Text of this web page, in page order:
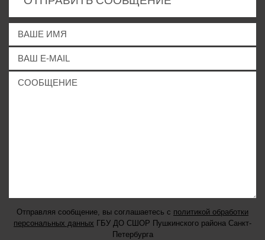
Отправляя сообщение, вы соглашаетесь с политикой обработки
персональных данных ГБУ ДО СШОР Пушкинского района Санкт-
Петербурга